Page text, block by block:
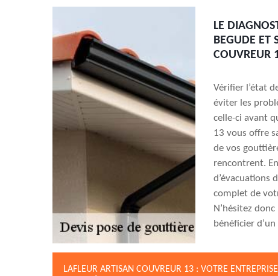
LE
BEGUDE ET
COUVREUR
Vérifier l’état
éviter les
celle-ci avant
13 vous offre
de vos
rencontrent.
d’évacuations
complet de
N’hésitez
bénéficier
LAFLEUR ARTISAN COUVREUR 13 : VOTRE